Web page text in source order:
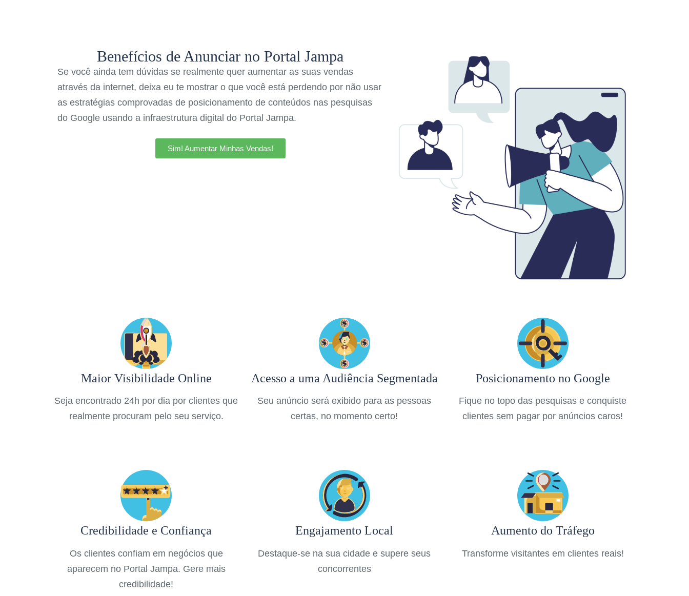
Benefícios de Anunciar no Portal Jampa
Se você ainda tem dúvidas se realmente quer aumentar as suas vendas
através da internet, deixa eu te mostrar o que você está perdendo por não usar
as estratégias comprovadas de posicionamento de conteúdos nas pesquisas
do Google usando a infraestrutura digital do Portal Jampa.
Sim! Aumentar Minhas Vendas!
Maior Visibilidade Online
Seja encontrado 24h por dia por clientes que
realmente procuram pelo seu serviço.
Acesso a uma Audiência Segmentada
Seu anúncio será exibido para as pessoas
certas, no momento certo!
Posicionamento no Google
Fique no topo das pesquisas e conquiste
clientes sem pagar por anúncios caros!
Credibilidade e Confiança
Os clientes confiam em negócios que
aparecem no Portal Jampa. Gere mais
credibilidade!
Engajamento Local
Destaque-se na sua cidade e supere seus
concorrentes
Aumento do Tráfego
Transforme visitantes em clientes reais!